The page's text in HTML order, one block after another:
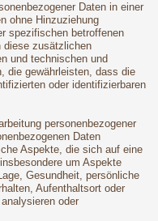
Daten in einer
ohne Hinzuziehung
spezifischen betroffenen
diese zusätzlichen
und technischen und
die gewährleisten, dass die
oder identifizierbaren
personenbezogener
Daten
Aspekte, die sich auf eine
um Aspekte
Gesundheit, persönliche
Aufenthaltsort oder
oder